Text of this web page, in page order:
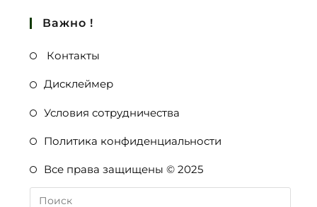
Важно !
Контакты
Дисклеймер
Условия сотрудничества
Политика конфиденциальности
Все права защищены © 2025